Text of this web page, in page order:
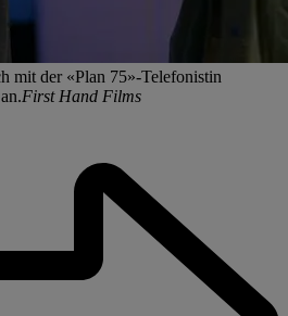
mit der «Plan 75»-Telefonistin
First Hand Films